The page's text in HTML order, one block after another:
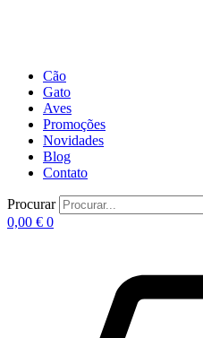
Cão
Gato
Aves
Promoções
Novidades
Blog
Contato
Procurar
0,00 € 0